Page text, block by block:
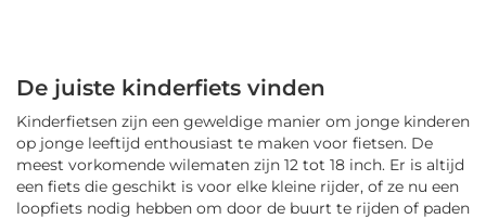
De juiste kinderfiets vinden
Kinderfietsen zijn een geweldige manier om jonge kinderen
op jonge leeftijd enthousiast te maken voor fietsen. De
meest vorkomende wilematen zijn 12 tot 18 inch. Er is altijd
een fiets die geschikt is voor elke kleine rijder, of ze nu een
loopfiets nodig hebben om door de buurt te rijden of paden